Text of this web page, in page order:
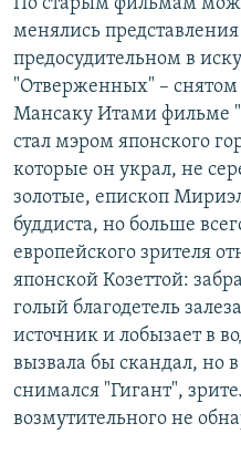
менялись
предосудительном в
"Отверженных" – снятом
Мансаку Итами фильме
стал мэром японского
которые он украл, не
золотые, епископ
буддиста, но больше
европейского зрителя
японской Козеттой:
голый благодетель
источник и лобызает в
вызвала бы скандал, но
снимался "Гигант",
возмутительного не